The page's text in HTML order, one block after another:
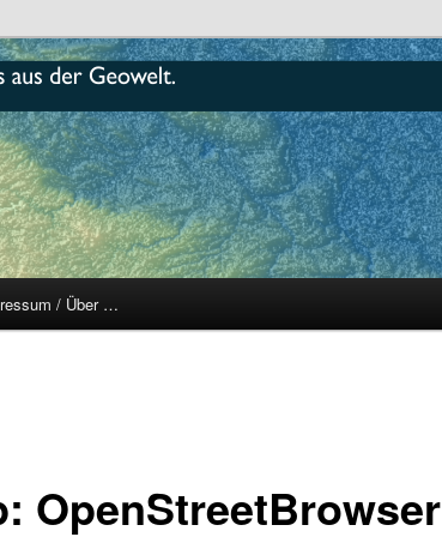
/ Über …
OpenStreetBrowser